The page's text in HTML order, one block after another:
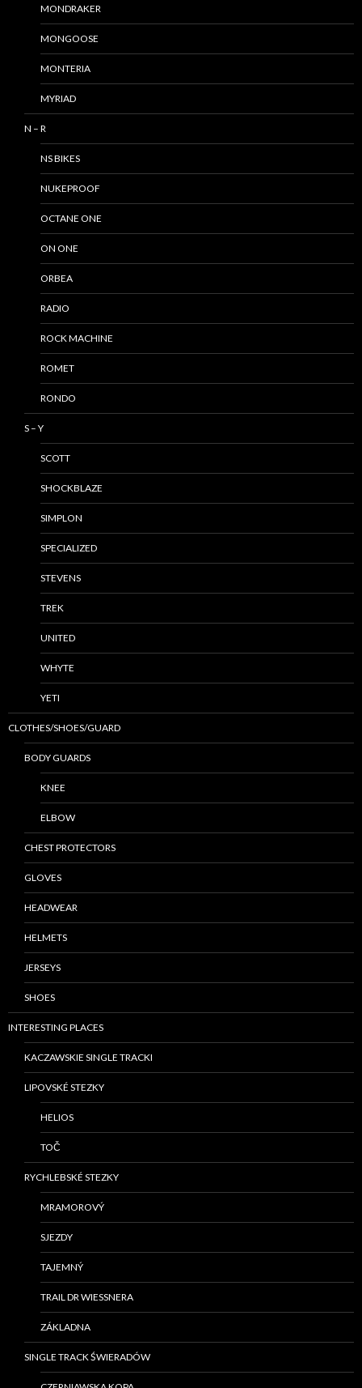
MONDRAKER
MONGOOSE
MONTERIA
MYRIAD
N – R
NS BIKES
NUKEPROOF
OCTANE ONE
ON ONE
ORBEA
RADIO
ROCK MACHINE
ROMET
RONDO
S – Y
SCOTT
SHOCKBLAZE
SIMPLON
SPECIALIZED
STEVENS
TREK
UNITED
WHYTE
YETI
CLOTHES/SHOES/GUARD
BODY GUARDS
KNEE
ELBOW
CHEST PROTECTORS
GLOVES
HEADWEAR
HELMETS
JERSEYS
SHOES
INTERESTING PLACES
KACZAWSKIE SINGLE TRACKI
LIPOVSKÉ STEZKY
HELIOS
TOČ
RYCHLEBSKÉ STEZKY
MRAMOROVÝ
SJEZDY
TAJEMNÝ
TRAIL DR WIESSNERA
ZÁKLADNA
SINGLE TRACK ŚWIERADÓW